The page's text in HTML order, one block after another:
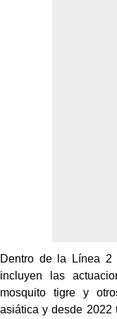
Dentro de la Línea
incluyen las
mosquito tigre y
asiática y desde 2022